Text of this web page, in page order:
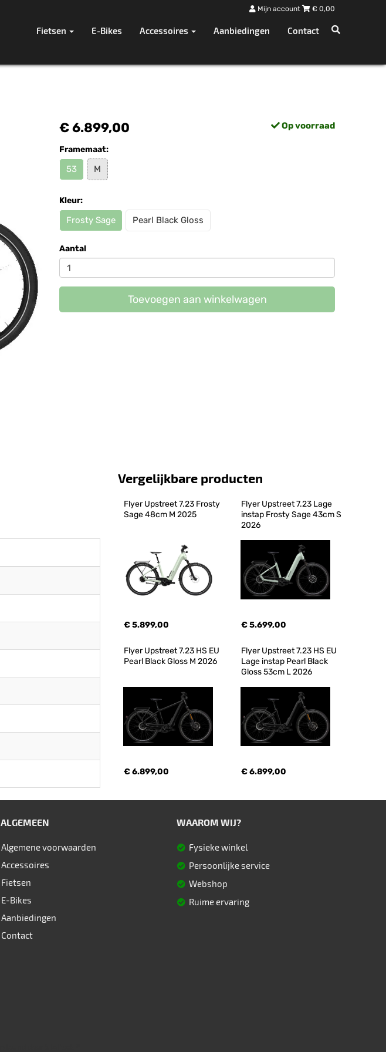
Mijn account € 0,00
Fietsen E-Bikes Accessoires Aanbiedingen Contact
€ 6.899,00 Op voorraad
Framemaat:
53 M
Kleur:
Frosty Sage Pearl Black Gloss
Aantal
Toevoegen aan winkelwagen
Vergelijkbare producten
Flyer Upstreet 7.23 Frosty
Sage 48cm M 2025
€ 5.899,00
Flyer Upstreet 7.23 Lage
instap Frosty Sage 43cm S
2026
€ 5.699,00
Flyer Upstreet 7.23 HS EU
Pearl Black Gloss M 2026
€ 6.899,00
Flyer Upstreet 7.23 HS EU
Lage instap Pearl Black
Gloss 53cm L 2026
€ 6.899,00
ALGEMEEN
Algemene voorwaarden
Accessoires
Fietsen
E-Bikes
Aanbiedingen
Contact
WAAROM WIJ?
Fysieke winkel
Persoonlijke service
Webshop
Ruime ervaring